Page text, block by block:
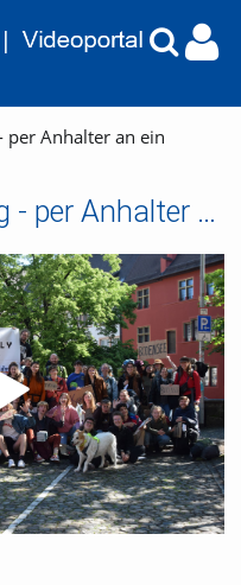
per Anhalter an ein
Tramp-Rallye Freiburg - per Anhalter an ein unbekanntes Ziel